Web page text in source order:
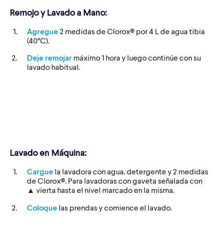
Remojo y Lavado a Mano:
Agregue2 medidas de Clorox® por 4 L de agua tibia
(40°C).
Deje remojar máximo 1 hora y luego continúe con su
lavado habitual.
Lavado en Máquina:
Cargue la lavadora con agua, detergente y 2 medidas
de Clorox®. Para lavadoras con gaveta señalada con
▲ vierta hasta el nivel marcado en la misma.
Coloque las prendas y comience el lavado.